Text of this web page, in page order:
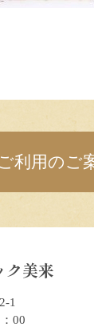
利用のご
ク美来
1
00